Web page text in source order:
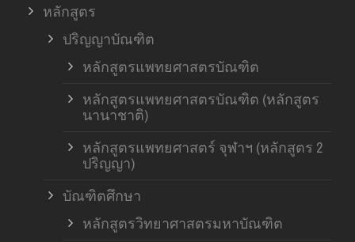
หลักสูตร
ปริญญาบัณฑิต
หลักสูตรแพทยศาสตรบัณฑิต
หลักสูตรแพทยศาสตรบัณฑิต (หลักสูตร
นานาชาติ)
หลักสูตรแพทยศาสตร์ จุฬาฯ (หลักสูตร 2
ปริญญา)
บัณฑิตศึกษา
หลักสูตรวิทยาศาสตรมหาบัณฑิต